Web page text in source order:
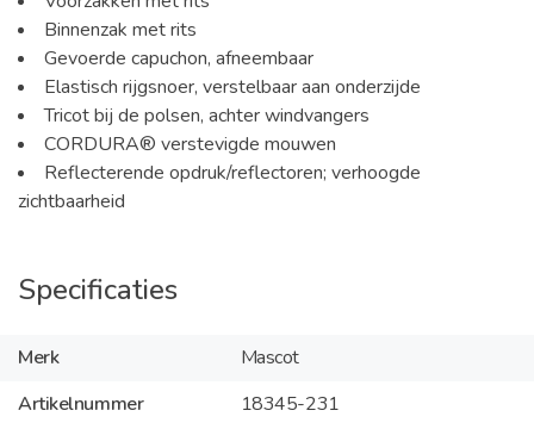
Binnenzak met rits
Gevoerde capuchon, afneembaar
Elastisch rijgsnoer, verstelbaar aan onderzijde
Tricot bij de polsen, achter windvangers
CORDURA® verstevigde mouwen
Reflecterende opdruk/reflectoren; verhoogde
zichtbaarheid
Specificaties
Merk
Mascot
Artikelnummer
18345-231